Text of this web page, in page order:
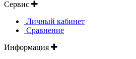
Сервис
Личный кабинет
Сравнение
Информация